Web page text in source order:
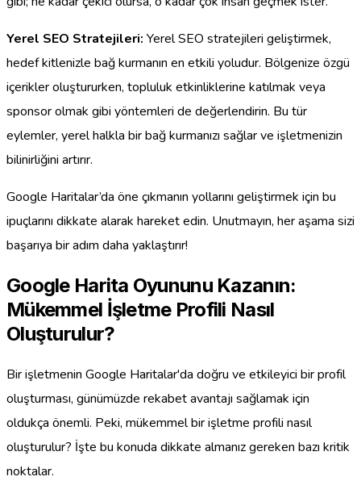
Yerel SEO Stratejileri: Yerel SEO stratejileri geliştirmek,
hedef kitlenizle bağ kurmanın en etkili yoludur. Bölgenize özgü
içerikler oluştururken, topluluk etkinliklerine katılmak veya
sponsor olmak gibi yöntemleri de değerlendirin. Bu tür
eylemler, yerel halkla bir bağ kurmanızı sağlar ve işletmenizin
bilinirliğini artırır.
Google Haritalar’da öne çıkmanın yollarını geliştirmek için bu
ipuçlarını dikkate alarak hareket edin. Unutmayın, her aşama sizi
başarıya bir adım daha yaklaştırır!
Google Harita Oyununu Kazanın:
Mükemmel İşletme Profili Nasıl
Oluşturulur?
Bir işletmenin Google Haritalar'da doğru ve etkileyici bir profil
oluşturması, günümüzde rekabet avantajı sağlamak için
oldukça önemli. Peki, mükemmel bir işletme profili nasıl
oluşturulur? İşte bu konuda dikkate almanız gereken bazı kritik
noktalar.